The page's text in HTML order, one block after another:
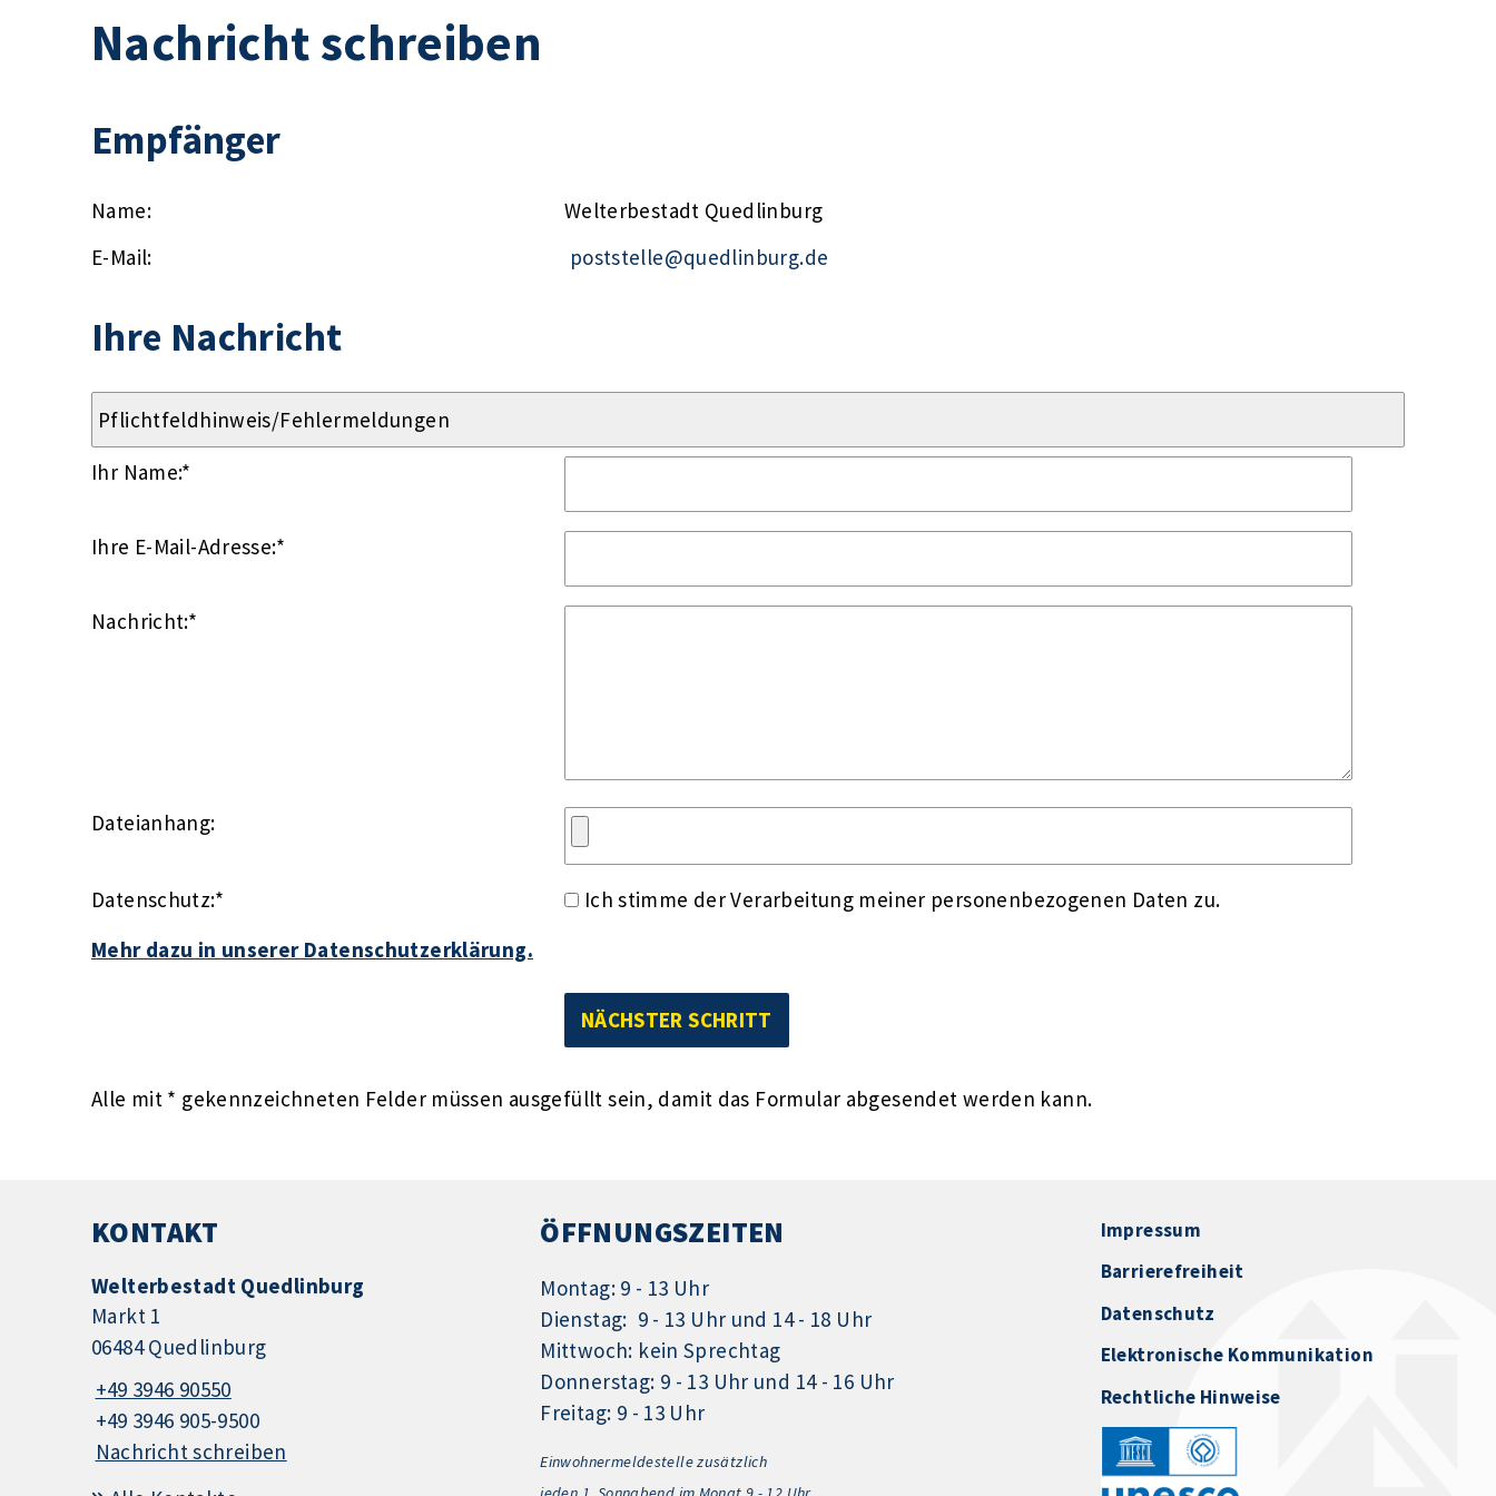
Nachricht schreiben
Empfänger
Name:
Welterbestadt Quedlinburg
E-Mail:
poststelle@quedlinburg.de
Ihre Nachricht
Ihr Name:*
Ihre E-Mail-Adresse:*
Nachricht:*
Dateianhang:
Datenschutz:*
Ich stimme der Verarbeitung meiner personenbezogenen Daten zu.
Mehr dazu in unserer Datenschutzerklärung.
Alle mit * gekennzeichneten Felder müssen ausgefüllt sein, damit das Formular abgesendet werden kann.
KONTAKT
Welterbestadt Quedlinburg
Markt 1
06484 Quedlinburg
+49 3946 90550
+49 3946 905-9500
Nachricht schreiben
ÖFFNUNGSZEITEN
Montag: 9 - 13 Uhr
Dienstag: 9 - 13 Uhr und 14 - 18 Uhr
Mittwoch: kein Sprechtag
Donnerstag: 9 - 13 Uhr und 14 - 16 Uhr
Freitag: 9 - 13 Uhr
Einwohnermeldestelle zusätzlich
Impressum
Barrierefreiheit
Datenschutz
Elektronische Kommunikation
Rechtliche Hinweise